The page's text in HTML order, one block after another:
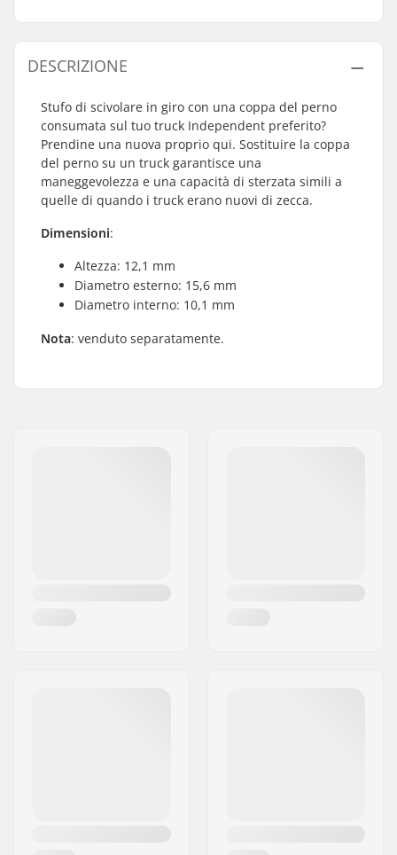
DESCRIZIONE
Stufo di scivolare in giro con una coppa del perno
consumata sul tuo truck Independent preferito?
Prendine una nuova proprio qui. Sostituire la coppa
del perno su un truck garantisce una
maneggevolezza e una capacità di sterzata simili a
quelle di quando i truck erano nuovi di zecca.
Dimensioni:
Altezza: 12,1 mm
Diametro esterno: 15,6 mm
Diametro interno: 10,1 mm
Nota: venduto separatamente.